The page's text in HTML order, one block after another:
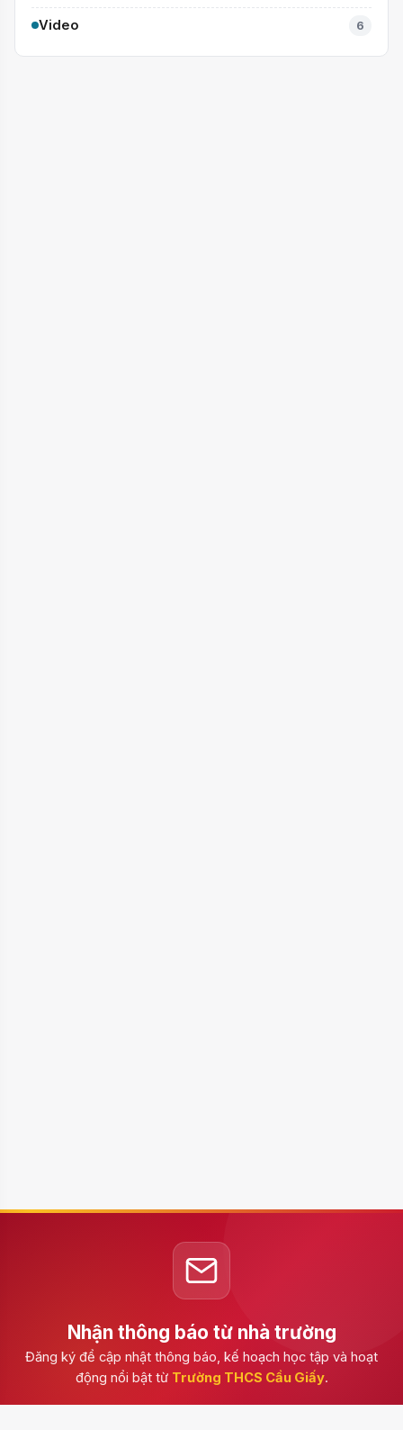
Video 6
Nhận thông báo từ nhà trường
Đăng ký để cập nhật thông báo, kế hoạch học tập và hoạt
động nổi bật từ Trường THCS Cầu Giấy.